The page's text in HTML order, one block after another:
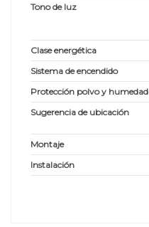
Tono de luz
Clase energética
Sistema de encendido
Protección polvo y humedad
Sugerencia de ubicación
Montaje
Instalación